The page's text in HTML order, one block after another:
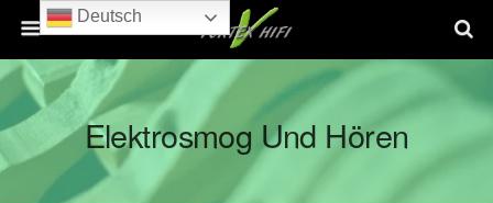
Elektrosmog Und Hören
Deutsch